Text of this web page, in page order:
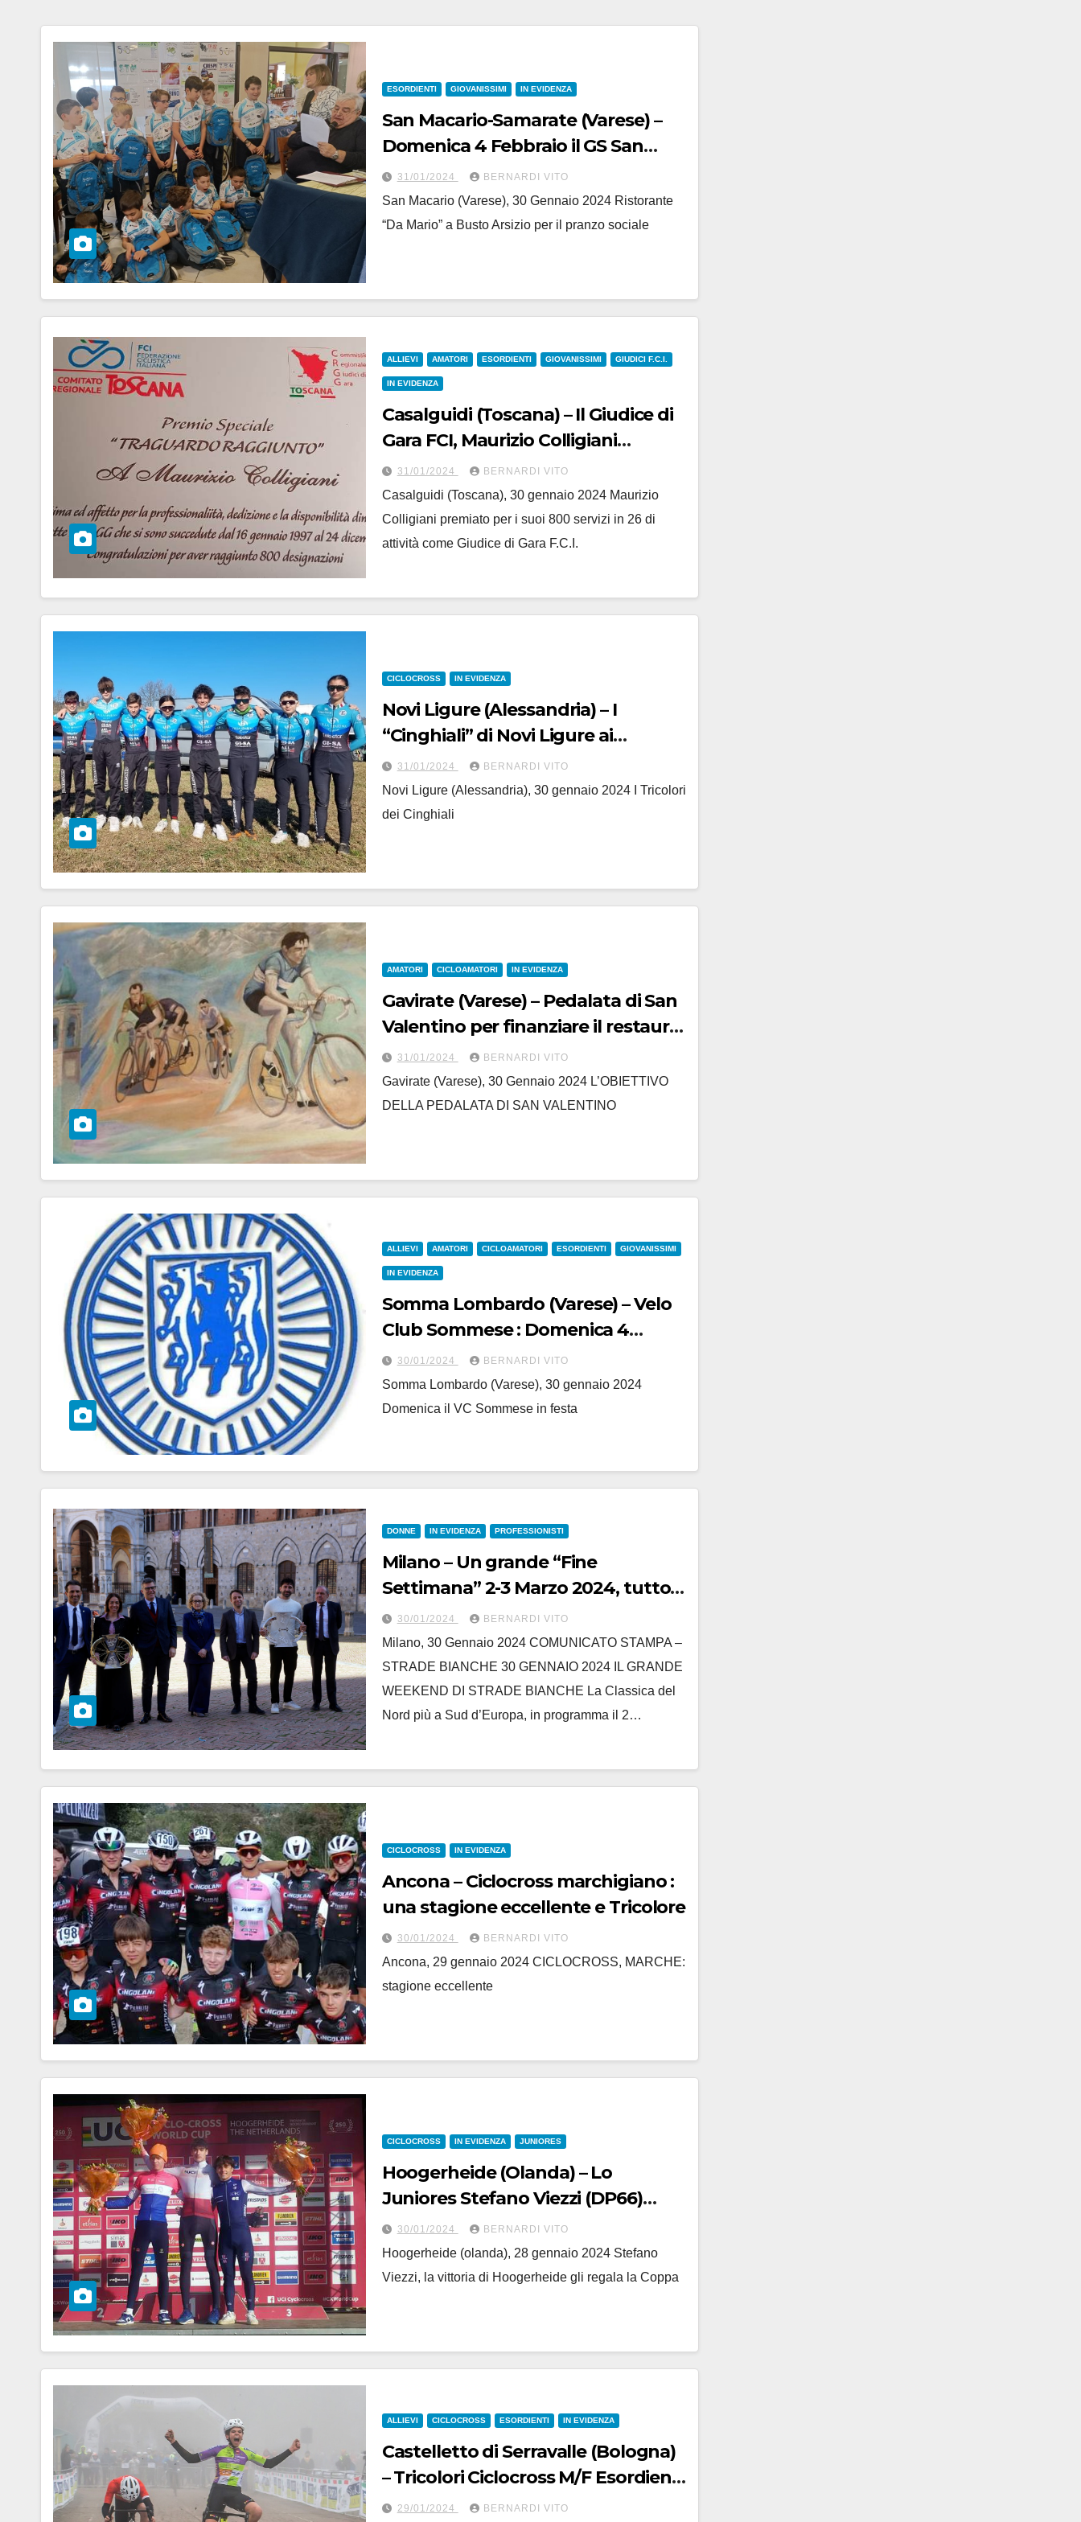
ESORDIENTI GIOVANISSIMI IN EVIDENZA
San Macario-Samarate (Varese) –
Domenica 4 Febbraio il GS San
Macario Valerio Biolo presenterà la
Squadra e i programmi per la
Stagione agonistica 2024
31/01/2024 BERNARDI VITO
San Macario (Varese), 30 Gennaio 2024 Ristorante
“Da Mario” a Busto Arsizio per il pranzo sociale
ALLIEVI AMATORI ESORDIENTI GIOVANISSIMI GIUDICI F.C.I.
IN EVIDENZA
Casalguidi (Toscana) – Il Giudice di
Gara FCI, Maurizio Colligiani
premiato per i suoi 800 servizi in 26
anni di attività
31/01/2024 BERNARDI VITO
Casalguidi (Toscana), 30 gennaio 2024 Maurizio
Colligiani premiato per i suoi 800 servizi in 26 di
attività come Giudice di Gara F.C.I.
CICLOCROSS IN EVIDENZA
Novi Ligure (Alessandria) – I
“Cinghiali” di Novi Ligure ai
campionati Italiani Ciclocross
categorie giovanili
31/01/2024 BERNARDI VITO
Novi Ligure (Alessandria), 30 gennaio 2024 I Tricolori
dei Cinghiali
AMATORI CICLOAMATORI IN EVIDENZA
Gavirate (Varese) – Pedalata di San
Valentino per finanziare il restauro
di un dipinto
31/01/2024 BERNARDI VITO
Gavirate (Varese), 30 Gennaio 2024 L’OBIETTIVO
DELLA PEDALATA DI SAN VALENTINO
ALLIEVI AMATORI CICLOAMATORI ESORDIENTI GIOVANISSIMI
IN EVIDENZA
Somma Lombardo (Varese) – Velo
Club Sommese : Domenica 4
Febbraio 2024 Pranzo Sociale e
presentazione programmi
stagione agonistica 2024
30/01/2024 BERNARDI VITO
Somma Lombardo (Varese), 30 gennaio 2024
Domenica il VC Sommese in festa
DONNE IN EVIDENZA PROFESSIONISTI
Milano – Un grande “Fine
Settimana” 2-3 Marzo 2024, tutto
di……Strade Bianche!
30/01/2024 BERNARDI VITO
Milano, 30 Gennaio 2024 COMUNICATO STAMPA –
STRADE BIANCHE 30 GENNAIO 2024 IL GRANDE
WEEKEND DI STRADE BIANCHE La Classica del
Nord più a Sud d’Europa, in programma il 2…
CICLOCROSS IN EVIDENZA
Ancona – Ciclocross marchigiano :
una stagione eccellente e Tricolore
30/01/2024 BERNARDI VITO
Ancona, 29 gennaio 2024 CICLOCROSS, MARCHE:
stagione eccellente
CICLOCROSS IN EVIDENZA JUNIORES
Hoogerheide (Olanda) – Lo
Juniores Stefano Viezzi (DP66)
vince la Coppa del Mondo
Ciclocross
30/01/2024 BERNARDI VITO
Hoogerheide (olanda), 28 gennaio 2024 Stefano
Viezzi, la vittoria di Hoogerheide gli regala la Coppa
ALLIEVI CICLOCROSS ESORDIENTI IN EVIDENZA
Castelletto di Serravalle (Bologna)
– Tricolori Ciclocross M/F Esordienti
e allievi : Con tutti gli ordini d’arrivo
29/01/2024 BERNARDI VITO